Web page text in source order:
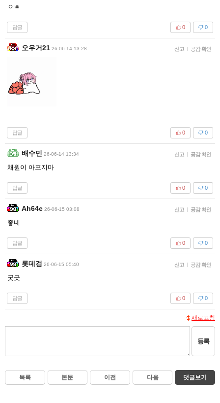
ㅇㅃ
답글 0
0
오우거21 26-06-14 13:28 신고 | 공감 확인
답글 0
0
배수민 26-06-14 13:34 신고 | 공감 확인
채원이 아프지마
답글 0
0
Ah64e 26-06-15 03:08 신고 | 공감 확인
좋네
답글 0
0
롯데검 26-06-15 05:40 신고 | 공감 확인
굿굿
답글 0
0
새로고침
등록
목록 본문 이전 다음 댓글보기